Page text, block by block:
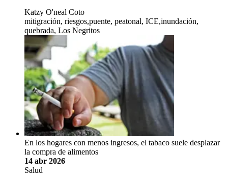
Katzy O'neal Coto
mitigración, riesgos,puente, peatonal, ICE,inundación,
quebrada, Los Negritos
En los hogares con menos ingresos, el tabaco suele desplazar
la compra de alimentos
14 abr 2026
Salud